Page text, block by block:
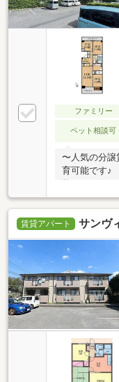
ファミリー
ペット相談可
〜人気の分
育可能です♪
能
賃貸アパート サンヴ